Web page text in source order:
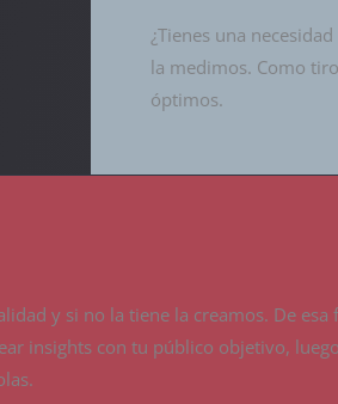
¿Tienes una
la medimos. Como
óptimos.
y si no la tiene la creamos. De esa
insights con tu público objetivo,